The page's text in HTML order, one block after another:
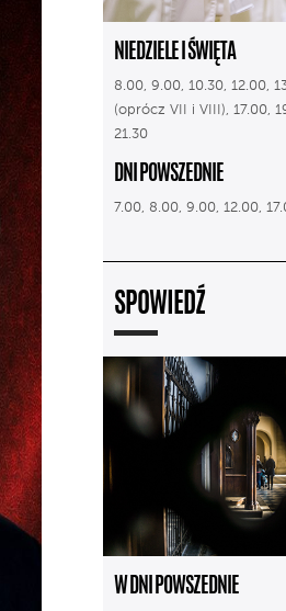
NIEDZIELE I ŚWIĘTA
8.00, 9.00, 10.30, 12.00,
(oprócz VII i VIII), 17.00,
21.30
DNI POWSZEDNIE
7.00, 8.00, 9.00, 12.00,
SPOWIEDŹ
W DNI POWSZEDNIE